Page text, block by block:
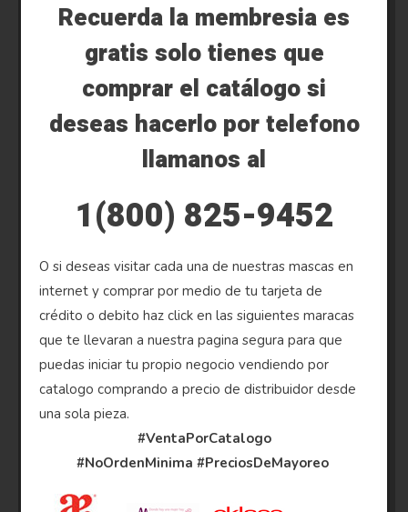
Recuerda la membresia es
gratis solo tienes que
comprar el catálogo si
deseas hacerlo por telefono
llamanos al
1(800) 825-9452
O si deseas visitar cada una de nuestras mascas en
internet y comprar por medio de tu tarjeta de
crédito o debito haz click en las siguientes maracas
que te llevaran a nuestra pagina segura para que
puedas iniciar tu propio negocio vendiendo por
catalogo comprando a precio de distribuidor desde
una sola pieza.
#VentaPorCatalogo
#NoOrdenMinima #PreciosDeMayoreo